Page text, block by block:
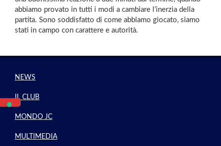
abbiamo provato in tutti i modi a cambiare l’inerzia della
partita. Sono soddisfatto di come abbiamo giocato, siamo
stati in campo con carattere e autorità.
NEWS
IL CLUB
MONDO JC
MULTIMEDIA